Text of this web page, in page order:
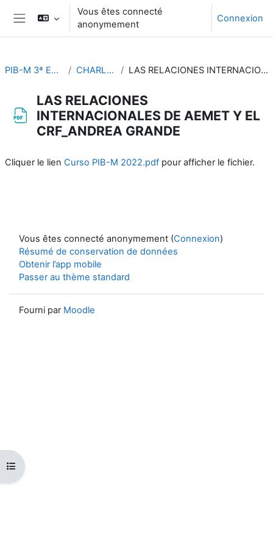
Passer au contenu principal
Panneau latéral
Vous êtes connecté
anonymement
Connexion
Ouvrir l’index du cours
PIB-M 3ª Edición (fase práctica) CHARLAS ESPECIFICAS LAS RELACIONES INTERNACIONALES DE AEMET Y EL CRF_ANDREA GRANDE
LAS RELACIONES
INTERNACIONALES DE AEMET Y EL
CRF_ANDREA GRANDE
Cliquer le lien Curso PIB-M 2022.pdf pour afficher le fichier.
Vous êtes connecté anonymement (Connexion)
Résumé de conservation de données
Obtenir l’app mobile
Passer au thème standard
Fourni par Moodle